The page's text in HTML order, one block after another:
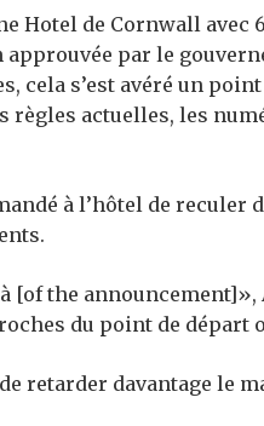
Hotel de Cornwall avec
par le
cela s’est avéré un
règles actuelles, les
à l’hôtel de
[of the announcement]»,
du point de départ
retarder davantage le